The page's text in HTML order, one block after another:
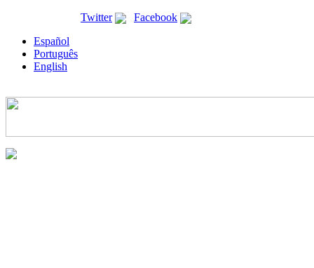
Twitter Facebook
Español
Português
English